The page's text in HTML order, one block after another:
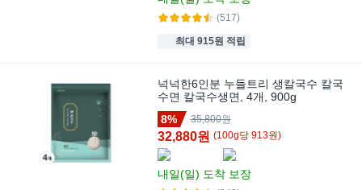
(517)
최대 915원 적립
넉넉한6인분 누들트리 생칼국수 칼국
수면 칼국수생면, 4개, 900g
8%
35,800원
32,880원 (100g당 913원)
내일(일) 도착 보장